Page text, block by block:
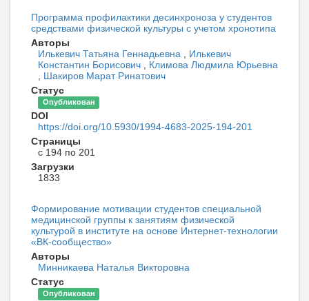
Программа профилактики десинхроноза у студентов
средствами физической культуры с учетом хронотипа
Авторы
Илькевич Татьяна Геннадьевна , Илькевич
Константин Борисович , Климова Людмила Юрьевна
, Шакиров Марат Ринатович
Статус
Опубликован
DOI
https://doi.org/10.5930/1994-4683-2025-194-201
Страницы
с 194 по 201
Загрузки
1833
Формирование мотивации студентов специальной
медицинской группы к занятиям физической
культурой в институте на основе Интернет-технологии
«ВК-сообщество»
Авторы
Минникаева Наталья Викторовна
Статус
Опубликован